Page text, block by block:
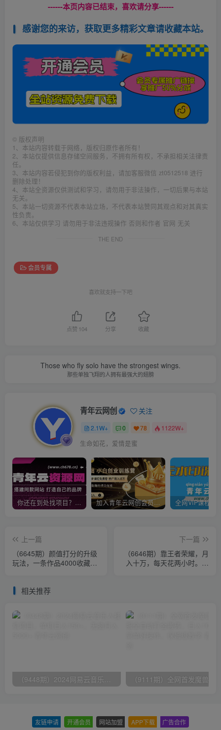
------本页内容已结束，喜欢请分享------
感谢您的来访，获取更多精彩文章请收藏本站。
© 版权声明
1、本站内容转载于网络，版权归原作者所有！
2、本站仅提供信息存储空间服务，不拥有所有权，不承担相关法律责
任。
3、本站内容若侵犯到你的版权利益，请加客服微信 zt0512518 进行
删除处理！
4、本站全资源仅供测试和学习，请勿用于非法操作，一切后果与本站
无关。
5、本站一切资源不代表本站立场，不代表本站赞同其观点和对其真实
性负责。
6、本站仅供学习 请勿用于非法违规操作 否则和作者 官网 无关
THE END
会员专属
喜欢就支持一下吧
点赞 104 分享 收藏
Those who fly solo have the strongest wings.
那些单独飞翔的人拥有最强大的翅膀
青年云网创 关注
2.1W+ 0 78 1122W+
生命如花，爱情是蜜
你还在到处找项目？还在当韭菜？我靠卖项目一个月收入5万+，曾经我也是个失败者。 加入青年云网创会员，全站资源免费学习。加入高级合伙人，推广日入1000+
上一篇
（6645期）颜值打分的升级
玩法，一条作品4000收藏，
下一篇
（6646期）靠王者荣耀，月
入十万，每天花两小时。多
相关推荐
友链申请 开通会员 网站加盟 APP下载 广告合作